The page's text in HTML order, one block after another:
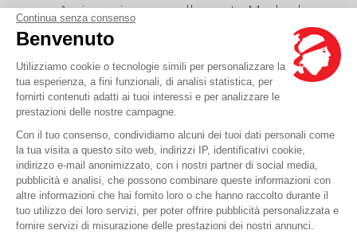
Continua senza consenso
Benvenuto
Utilizziamo cookie o tecnologie simili per personalizzare la
tua esperienza, a fini funzionali, di analisi statistica, per
fornirti contenuti adatti ai tuoi interessi e per analizzare le
prestazioni delle nostre campagne.
Con il tuo consenso, condividiamo alcuni dei tuoi dati personali come
la tua visita a questo sito web, indirizzi IP, identificativi cookie,
indirizzo e-mail anonimizzato, con i nostri partner di social media,
pubblicità e analisi, che possono combinare queste informazioni con
altre informazioni che hai fornito loro o che hanno raccolto durante il
tuo utilizzo dei loro servizi, per poter offrire pubblicità personalizzata e
fornire servizi di misurazione delle prestazioni dei nostri annunci.
Assicurazione annullamento Maghreb
Gestion des cookies
Le nostre agenzie
Mandaci un messaggio
Prezzi
Hai una domanda?
FAQ è qui